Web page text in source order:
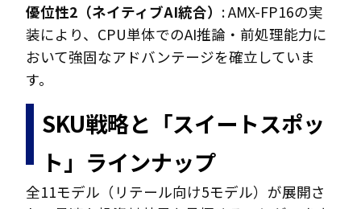
優位性2（ネイティブAI統合） : AMX-FP16の実
装により、CPU単体でのAI推論・前処理能力に
おいて強固なアドバンテージを確立していま
す。
SKU戦略と「スイートスポッ
ト」ラインナップ
全11モデル（リテール向け5モデル）が展開さ